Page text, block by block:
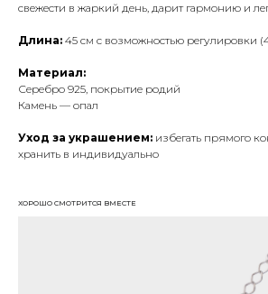
свежести в жаркий день, дарит гармонию и
Длина: 45 см с возможностью регулировки
Материал:
Серебро 925, покрытие родий
Камень — опал
Уход за украшением: избегать прямого
хранить в индивидуально
ХОРОШО СМОТРИТСЯ ВМЕСТЕ